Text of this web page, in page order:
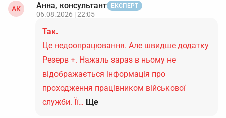
АК Анна, консультант ЕКСПЕРТ
06.08.2026 | 22:05
Так.
Це недоопрацювання. Але швидше додатку
Резерв +. Нажаль зараз в ньому не
відображається інформація про
проходження працівником військової
служби. Її… Ще